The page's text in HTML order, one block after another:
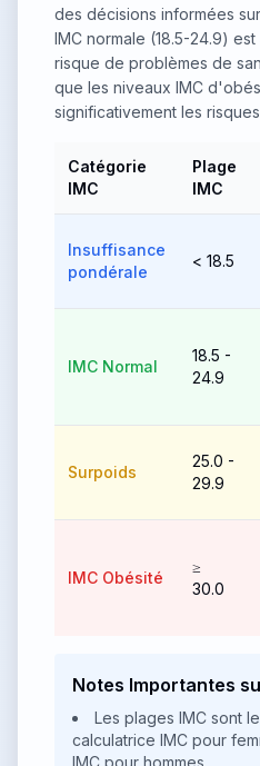
des décisions informées
IMC normale (18.5-24.9)
risque de problèmes de
que les niveaux IMC
significativement les
Catégorie
IMC
Plage
IMC
Insuffisance
pondérale
< 18.5
IMC Normal
18.5 -
24.9
Surpoids
25.0 -
29.9
IMC Obésité
≥
30.0
Notes Importantes
Les plages IMC sont
calculatrice IMC pour
IMC pour hommes